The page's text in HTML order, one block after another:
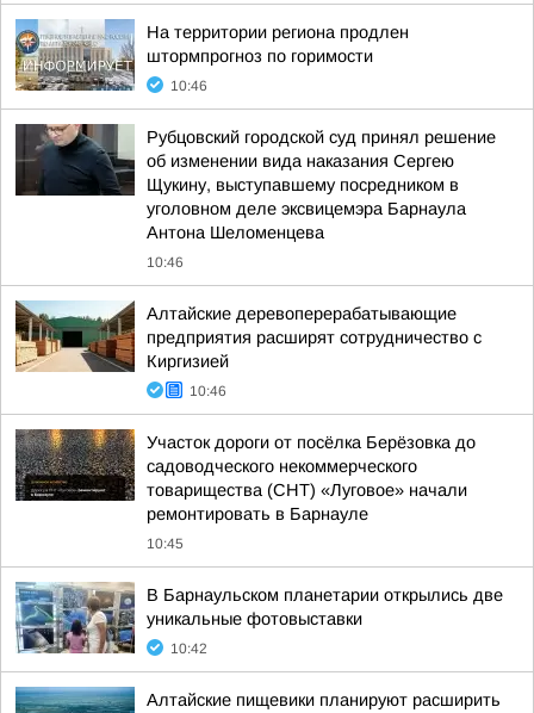
На территории региона продлен
штормпрогноз по горимости
10:46
Рубцовский городской суд принял решение
об изменении вида наказания Сергею
Щукину, выступавшему посредником в
уголовном деле эксвицемэра Барнаула
Антона Шеломенцева
10:46
Алтайские деревоперерабатывающие
предприятия расширят сотрудничество с
Киргизией
10:46
Участок дороги от посёлка Берёзовка до
садоводческого некоммерческого
товарищества (СНТ) «Луговое» начали
ремонтировать в Барнауле
10:45
В Барнаульском планетарии открылись две
уникальные фотовыставки
10:42
Алтайские пищевики планируют расширить